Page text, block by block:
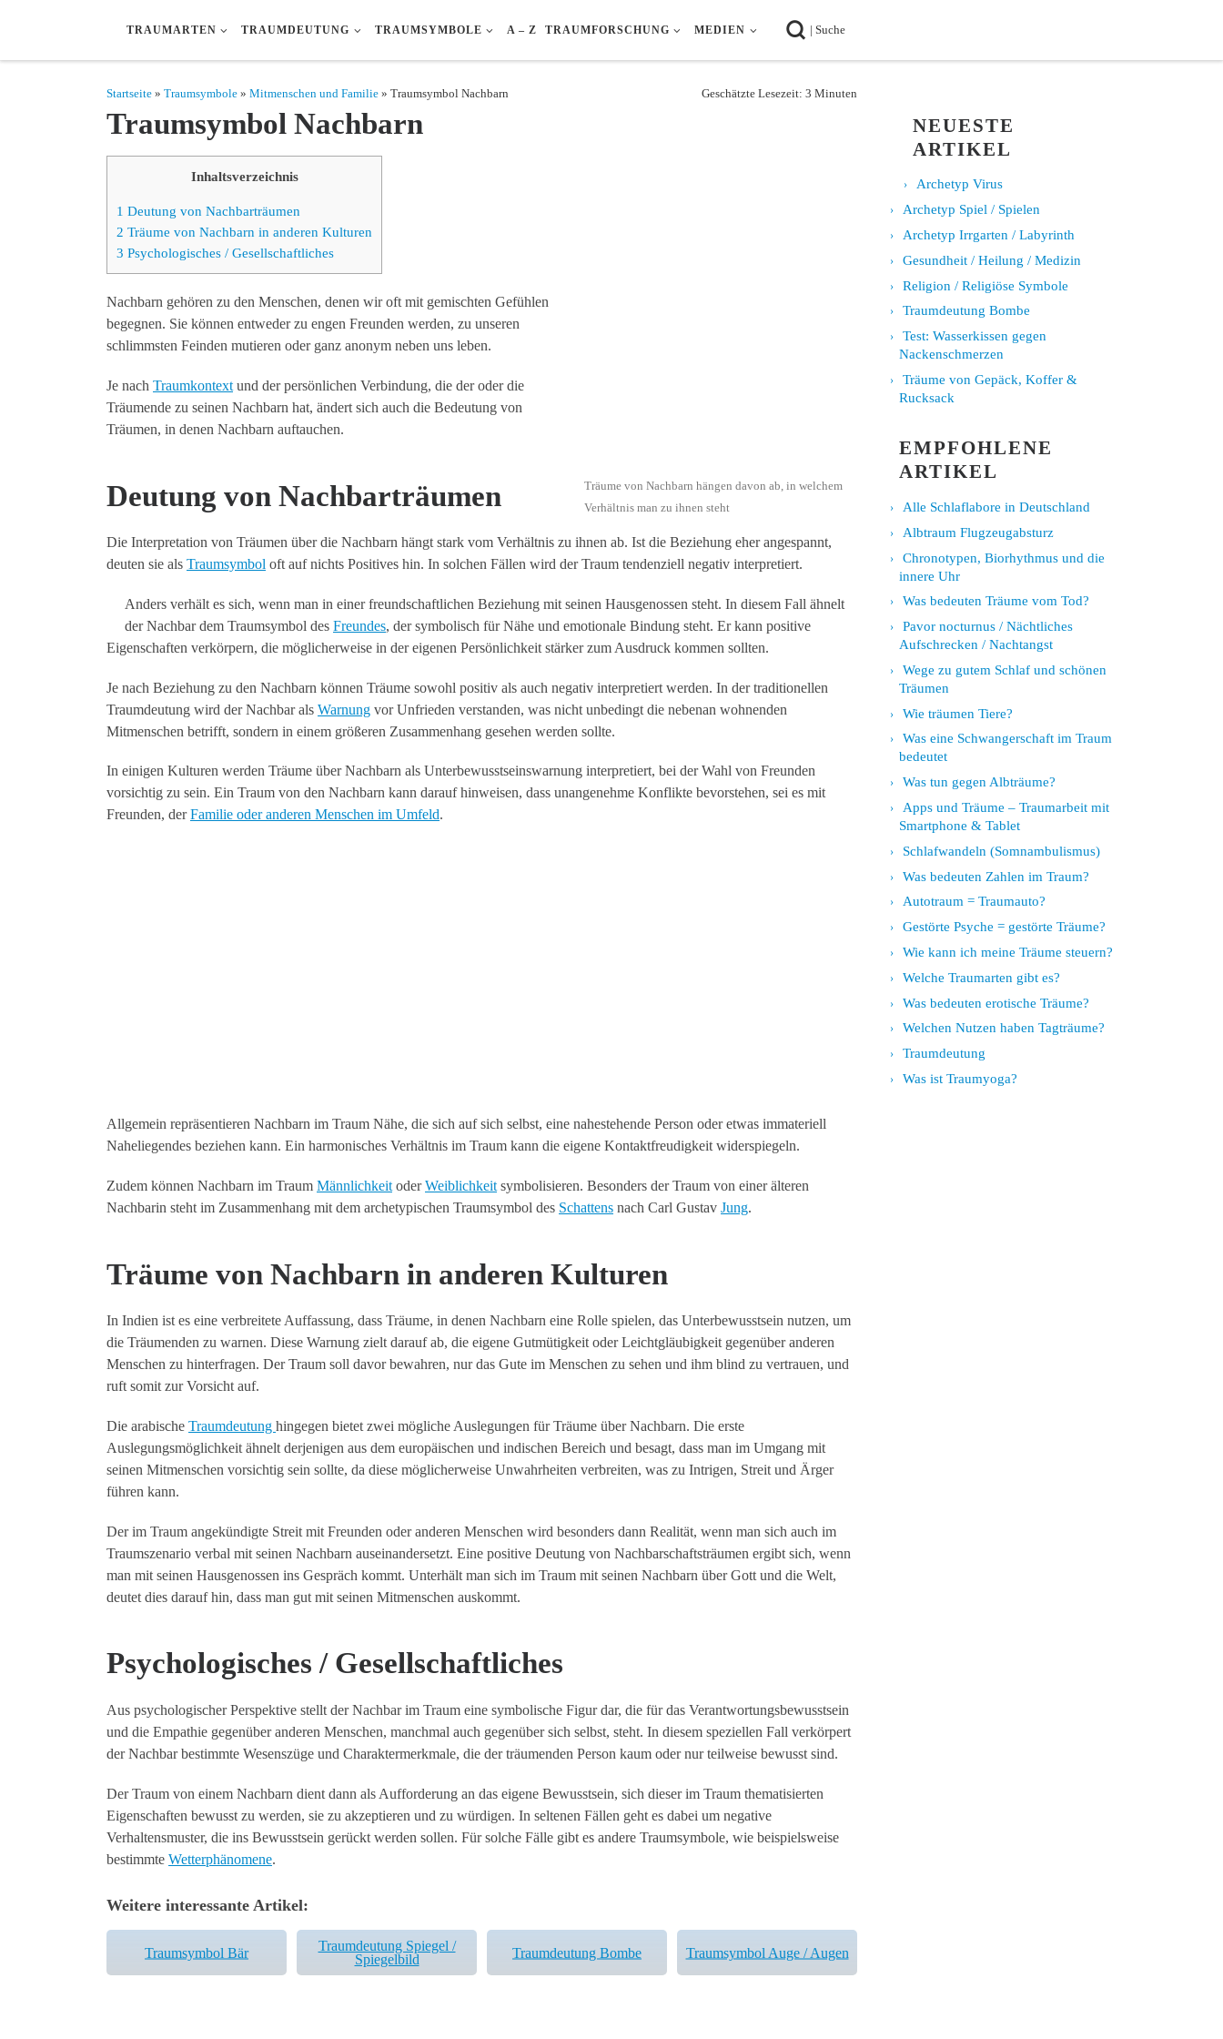
Zum Inhalt springenTRAUMARTEN TRAUMDEUTUNG TRAUMSYMBOLE A – Z TRAUMFORSCHUNG MEDIEN | SucheSearch
Startseite » Traumsymbole » Mitmenschen und Familie » Traumsymbol Nachbarn Geschätzte Lesezeit: 3 Minuten
Traumsymbol Nachbarn
Inhaltsverzeichnis
1 Deutung von Nachbarträumen
2 Träume von Nachbarn in anderen Kulturen
3 Psychologisches / Gesellschaftliches
Träume von Nachbarn hängen davon ab, in welchem
Verhältnis man zu ihnen steht
Nachbarn gehören zu den Menschen, denen wir oft mit gemischten Gefühlen
begegnen. Sie können entweder zu engen Freunden werden, zu unseren
schlimmsten Feinden mutieren oder ganz anonym neben uns leben.
Je nach Traumkontext und der persönlichen Verbindung, die der oder die
Träumende zu seinen Nachbarn hat, ändert sich auch die Bedeutung von
Träumen, in denen Nachbarn auftauchen.
Deutung von Nachbarträumen
Die Interpretation von Träumen über die Nachbarn hängt stark vom Verhältnis zu ihnen ab. Ist die Beziehung eher angespannt,
deuten sie als Traumsymbol oft auf nichts Positives hin. In solchen Fällen wird der Traum tendenziell negativ interpretiert.
Anders verhält es sich, wenn man in einer freundschaftlichen Beziehung mit seinen Hausgenossen steht. In diesem Fall ähnelt
der Nachbar dem Traumsymbol des Freundes, der symbolisch für Nähe und emotionale Bindung steht. Er kann positive
Eigenschaften verkörpern, die möglicherweise in der eigenen Persönlichkeit stärker zum Ausdruck kommen sollten.
Je nach Beziehung zu den Nachbarn können Träume sowohl positiv als auch negativ interpretiert werden. In der traditionellen
Traumdeutung wird der Nachbar als Warnung vor Unfrieden verstanden, was nicht unbedingt die nebenan wohnenden
Mitmenschen betrifft, sondern in einem größeren Zusammenhang gesehen werden sollte.
In einigen Kulturen werden Träume über Nachbarn als Unterbewusstseinswarnung interpretiert, bei der Wahl von Freunden
vorsichtig zu sein. Ein Traum von den Nachbarn kann darauf hinweisen, dass unangenehme Konflikte bevorstehen, sei es mit
Freunden, derFamilie oder anderen Menschen im Umfeld.
Allgemein repräsentieren Nachbarn im Traum Nähe, die sich auf sich selbst, eine nahestehende Person oder etwas immateriell
Naheliegendes beziehen kann. Ein harmonisches Verhältnis im Traum kann die eigene Kontaktfreudigkeit widerspiegeln.
Zudem können Nachbarn im Traum Männlichkeit oderWeiblichkeit symbolisieren. Besonders der Traum von einer älteren
Nachbarin steht im Zusammenhang mit dem archetypischen Traumsymbol des Schattens nach Carl Gustav Jung.
Träume von Nachbarn in anderen Kulturen
In Indien ist es eine verbreitete Auffassung, dass Träume, in denen Nachbarn eine Rolle spielen, das Unterbewusstsein nutzen, um
die Träumenden zu warnen. Diese Warnung zielt darauf ab, die eigene Gutmütigkeit oder Leichtgläubigkeit gegenüber anderen
Menschen zu hinterfragen. Der Traum soll davor bewahren, nur das Gute im Menschen zu sehen und ihm blind zu vertrauen, und
ruft somit zur Vorsicht auf.
Die arabische Traumdeutung hingegen bietet zwei mögliche Auslegungen für Träume über Nachbarn. Die erste
Auslegungsmöglichkeit ähnelt derjenigen aus dem europäischen und indischen Bereich und besagt, dass man im Umgang mit
seinen Mitmenschen vorsichtig sein sollte, da diese möglicherweise Unwahrheiten verbreiten, was zu Intrigen, Streit und Ärger
führen kann.
Der im Traum angekündigte Streit mit Freunden oder anderen Menschen wird besonders dann Realität, wenn man sich auch im
Traumszenario verbal mit seinen Nachbarn auseinandersetzt. Eine positive Deutung von Nachbarschaftsträumen ergibt sich, wenn
man mit seinen Hausgenossen ins Gespräch kommt. Unterhält man sich im Traum mit seinen Nachbarn über Gott und die Welt,
deutet dies darauf hin, dass man gut mit seinen Mitmenschen auskommt.
Psychologisches / Gesellschaftliches
Aus psychologischer Perspektive stellt der Nachbar im Traum eine symbolische Figur dar, die für das Verantwortungsbewusstsein
und die Empathie gegenüber anderen Menschen, manchmal auch gegenüber sich selbst, steht. In diesem speziellen Fall verkörpert
der Nachbar bestimmte Wesenszüge und Charaktermerkmale, die der träumenden Person kaum oder nur teilweise bewusst sind.
Der Traum von einem Nachbarn dient dann als Aufforderung an das eigene Bewusstsein, sich dieser im Traum thematisierten
Eigenschaften bewusst zu werden, sie zu akzeptieren und zu würdigen. In seltenen Fällen geht es dabei um negative
Verhaltensmuster, die ins Bewusstsein gerückt werden sollen. Für solche Fälle gibt es andere Traumsymbole, wie beispielsweise
bestimmte Wetterphänomene.
Weitere interessante Artikel:
Traumsymbol Bär
Traumdeutung Spiegel /
Spiegelbild
Traumdeutung Bombe Traumsymbol Auge / Augen
NEUESTE
ARTIKEL
Archetyp Virus
Archetyp Spiel / Spielen
Archetyp Irrgarten / Labyrinth
Gesundheit / Heilung / Medizin
Religion / Religiöse Symbole
Traumdeutung Bombe
Test: Wasserkissen gegen
Nackenschmerzen
Träume von Gepäck, Koffer &
Rucksack
EMPFOHLENE
ARTIKEL
Alle Schlaflabore in Deutschland
Albtraum Flugzeugabsturz
Chronotypen, Biorhythmus und die
innere Uhr
Was bedeuten Träume vom Tod?
Pavor nocturnus / Nächtliches
Aufschrecken / Nachtangst
Wege zu gutem Schlaf und schönen
Träumen
Wie träumen Tiere?
Was eine Schwangerschaft im Traum
bedeutet
Was tun gegen Albträume?
Apps und Träume – Traumarbeit mit
Smartphone & Tablet
Schlafwandeln (Somnambulismus)
Was bedeuten Zahlen im Traum?
Autotraum = Traumauto?
Gestörte Psyche = gestörte Träume?
Wie kann ich meine Träume steuern?
Welche Traumarten gibt es?
Was bedeuten erotische Träume?
Welchen Nutzen haben Tagträume?
Traumdeutung
Was ist Traumyoga?